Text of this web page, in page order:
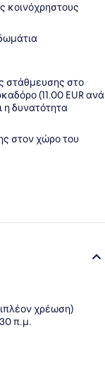
κοινόχρηστους
στάθμευσης στο
(11.00 EUR ανά
η δυνατότητα
στον χώρο του
χρέωση)
π.μ.